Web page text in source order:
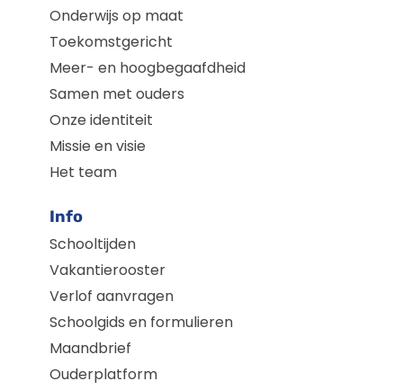
Onderwijs op maat
Toekomstgericht
Meer- en hoogbegaafdheid
Samen met ouders
Onze identiteit
Missie en visie
Het team
Info
Schooltijden
Vakantierooster
Verlof aanvragen
Schoolgids en formulieren
Maandbrief
Ouderplatform